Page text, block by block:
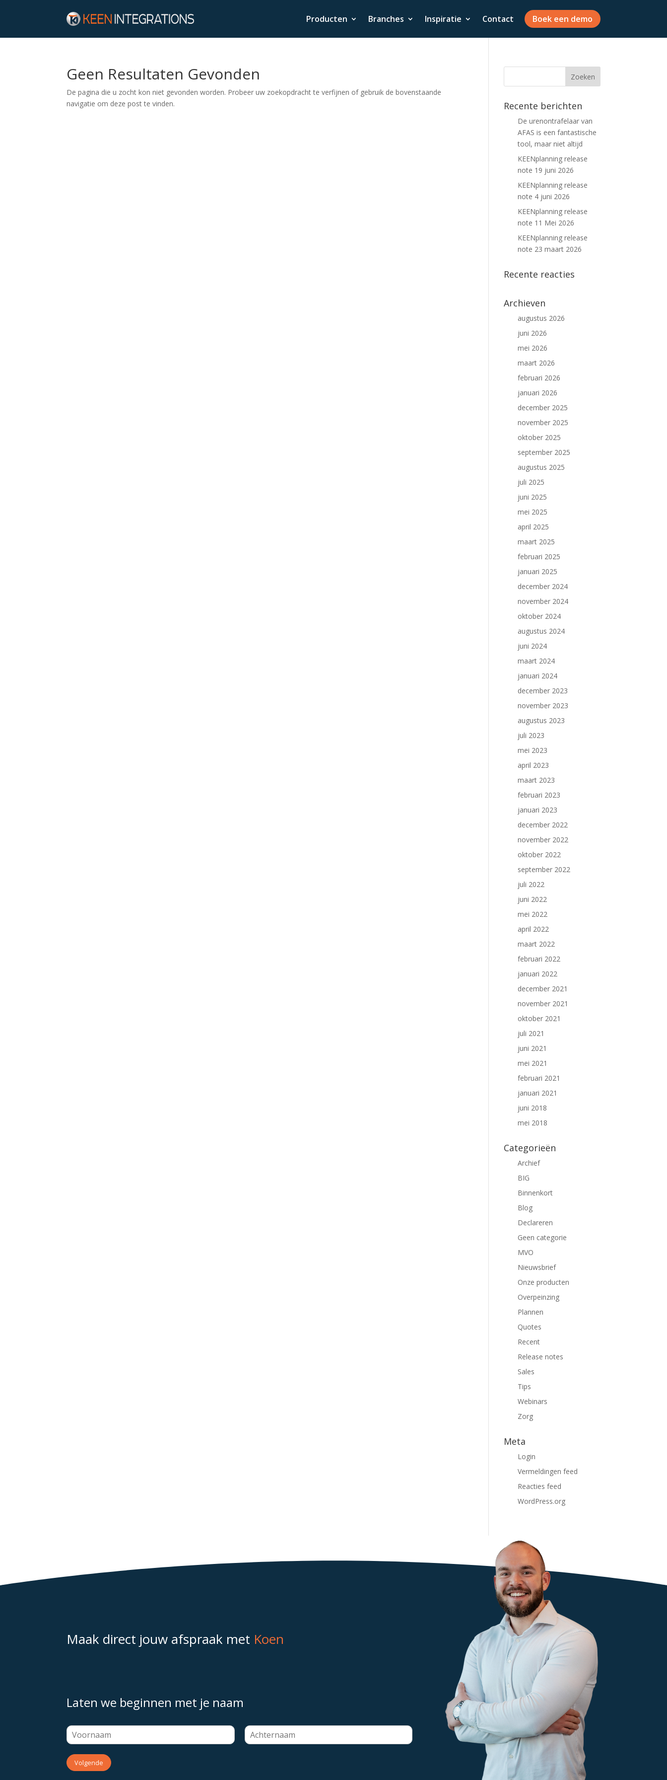
Producten Branches Inspiratie Contact Boek een demo
Geen Resultaten Gevonden
De pagina die u zocht kon niet gevonden worden. Probeer uw zoekopdracht te verfijnen of gebruik de bovenstaande
navigatie om deze post te vinden.
Recente berichten
De urenontrafelaar van
AFAS is een fantastische
tool, maar niet altijd
KEENplanning release
note 19 juni 2026
KEENplanning release
note 4 juni 2026
KEENplanning release
note 11 Mei 2026
KEENplanning release
note 23 maart 2026
Recente reacties
Archieven
augustus 2026
juni 2026
mei 2026
maart 2026
februari 2026
januari 2026
december 2025
november 2025
oktober 2025
september 2025
augustus 2025
juli 2025
juni 2025
mei 2025
april 2025
maart 2025
februari 2025
januari 2025
december 2024
november 2024
oktober 2024
augustus 2024
juni 2024
maart 2024
januari 2024
december 2023
november 2023
augustus 2023
juli 2023
mei 2023
april 2023
maart 2023
februari 2023
januari 2023
december 2022
november 2022
oktober 2022
september 2022
juli 2022
juni 2022
mei 2022
april 2022
maart 2022
februari 2022
januari 2022
december 2021
november 2021
oktober 2021
juli 2021
juni 2021
mei 2021
februari 2021
januari 2021
juni 2018
mei 2018
Categorieën
Archief
BIG
Binnenkort
Blog
Declareren
Geen categorie
MVO
Nieuwsbrief
Onze producten
Overpeinzing
Plannen
Quotes
Recent
Release notes
Sales
Tips
Webinars
Zorg
Meta
Login
Vermeldingen feed
Reacties feed
WordPress.org
Maak direct jouw afspraak met Koen
Laten we beginnen met je naam
Volgende